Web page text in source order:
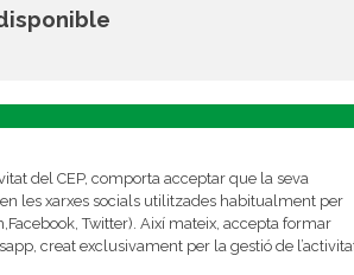
del CEP, comporta acceptar que la seva
les xarxes socials utilitzades habitualment per
Twitter). Així mateix, accepta formar
creat exclusivament per la gestió de